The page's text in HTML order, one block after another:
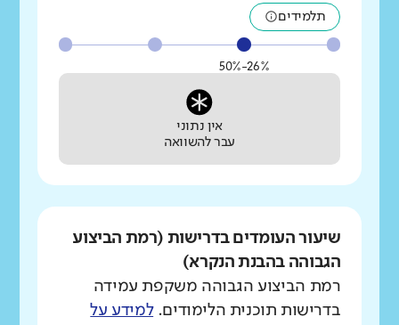
תלמידים
26%-50%
אין נתוני
עבר להשוואה
שיעור העומדים בדרישות (רמת הביצוע
הגבוהה בהבנת הנקרא)
רמת הביצוע הגבוהה משקפת עמידה
בדרישות תוכנית הלימודים.למידע על